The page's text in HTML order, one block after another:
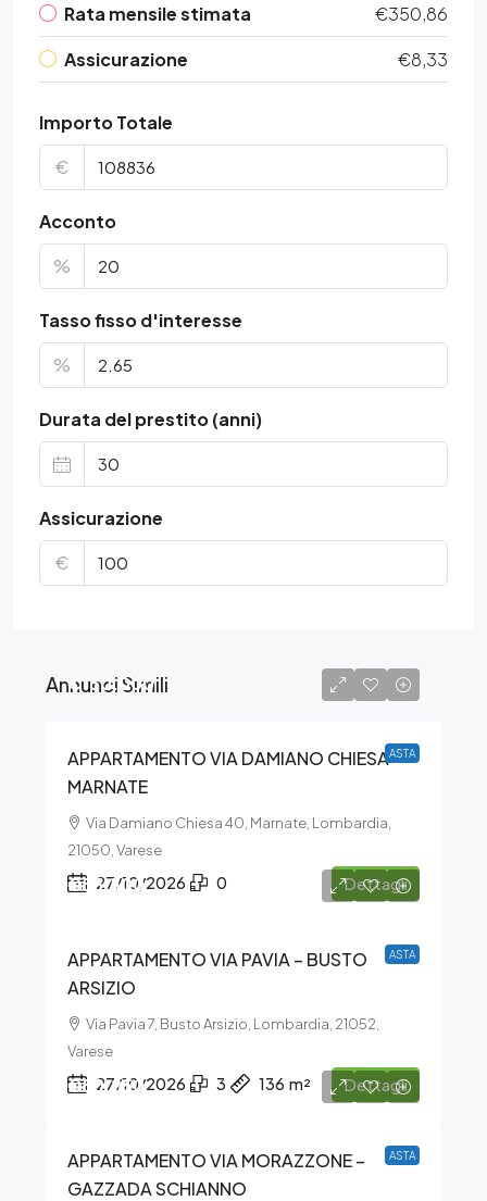
Rata mensile stimata
€350,86
Assicurazione
€8,33
Importo Totale
€
Acconto
%
Tasso fisso d'interesse
%
Durata del prestito (anni)
Assicurazione
€
Annunci Simili
ASTA
€150.000
APPARTAMENTO VIA DAMIANO CHIESA –
MARNATE
Via Damiano Chiesa 40, Marnate, Lombardia,
21050, Varese
27/10/2026 0 Dettagli
ASTA
€55.500
APPARTAMENTO VIA PAVIA – BUSTO
ARSIZIO
Via Pavia 7, Busto Arsizio, Lombardia, 21052,
Varese
27/10/2026 3 136 m² Dettagli
ASTA
€80.250
APPARTAMENTO VIA MORAZZONE –
GAZZADA SCHIANNO